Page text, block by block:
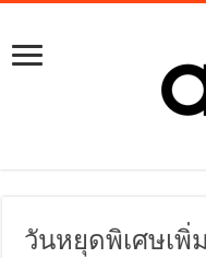
วันหยุดพิเศษเพิ่